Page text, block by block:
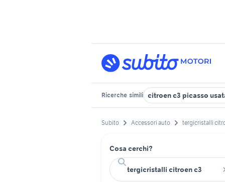
Ricerche simili citroen c3 picasso
Subito Accessori auto tergicristalli
Cosa cerchi?